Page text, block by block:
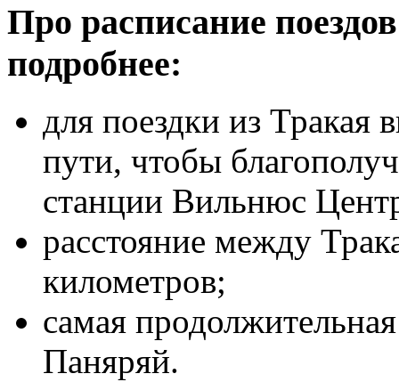
Про расписание
подробнее:
для поездки из Тракая
пути, чтобы
станции Вильнюс
расстояние между
километров;
самая
Паняряй.